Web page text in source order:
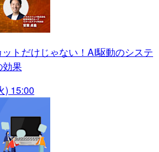
ットだけじゃない！AI駆動のシステ
効果
) 15:00